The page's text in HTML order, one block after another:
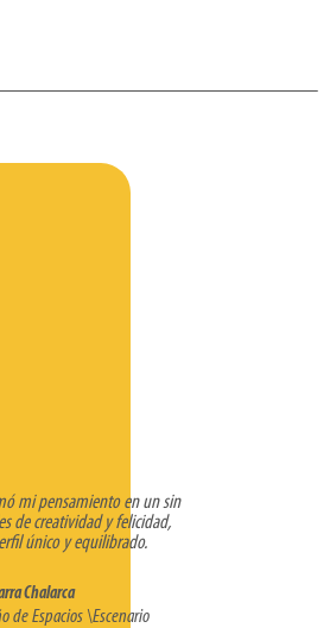
mi pensamiento en un sin
de creatividad y felicidad,
único y equilibrado.
Chalarca
de Espacios \Escenario